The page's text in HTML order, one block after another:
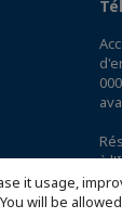
it usage,
will be
à